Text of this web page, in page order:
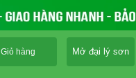
Giỏ hàng Mở đại lý sơn